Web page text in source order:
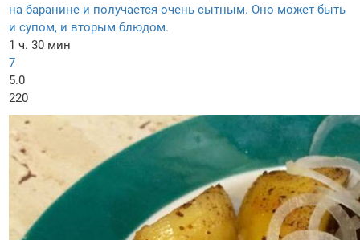
на баранине и получается очень сытным. Оно может быть
и супом, и вторым блюдом.
1 ч. 30 мин
7
5.0
220